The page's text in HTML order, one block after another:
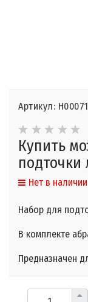
Артикул:
Купить
подточки
Нет в наличии
Набор для
В комплекте
Предназначен